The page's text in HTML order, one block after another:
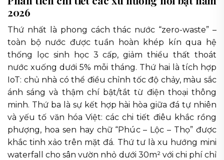
2026
Thứ nhất là phong cách thác nước “zero-waste” –
toàn bộ nước được tuần hoàn khép kín qua hệ
thống lọc sinh học 3 cấp, giảm thiểu thất thoát
nước xuống dưới 5% mỗi tháng. Thứ hai là tích hợp
IoT: chủ nhà có thể điều chỉnh tốc độ chảy, màu sắc
ánh sáng và thậm chí bật/tắt từ điện thoại thông
minh. Thứ ba là sự kết hợp hài hòa giữa đá tự nhiên
và yếu tố văn hóa Việt: các chi tiết điêu khắc rồng
phượng, hoa sen hay chữ “Phúc – Lộc – Thọ” được
khắc tinh xảo trên mặt đá. Thứ tư là xu hướng mini
waterfall cho sân vườn nhỏ dưới 30m² với chi phí chỉ